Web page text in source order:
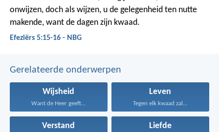
onwijzen, doch als wijzen, u de gelegenheid ten nutte
makende, want de dagen zijn kwaad.
Efeziërs 5:15-16 - NBG
Gerelateerde onderwerpen
Wijsheid
Want de Heer geeft...
Leven
Tegen elk kwaad zal...
Verstand Liefde